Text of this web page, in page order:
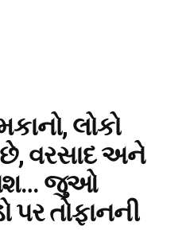
લોકો
છે, વરસાદ અને
જુઓ
પર તોફાનની